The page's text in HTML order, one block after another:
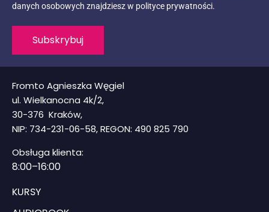
danych osobowych znajdziesz w polityce prywatności.
Subskrybuj
Fromto Agnieszka Węgiel
ul. Wielkanocna 4k/2,
30-376 Kraków,
NIP: 734-231-06-58, REGON: 490 825 790
Obsługa klienta:
8:00–16:00
KURSY